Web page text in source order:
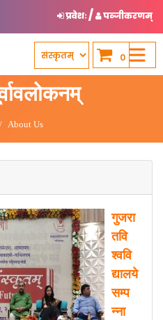
प्रवेशः/ पञ्जीकरणम्
0
About Us
गुजरा
तवि
श्ववि
द्यालये
सम्प
न्ना